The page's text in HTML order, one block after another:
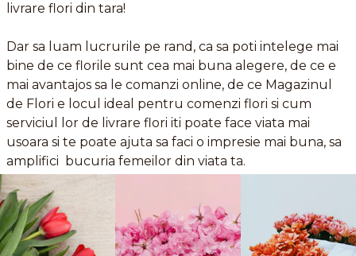
livrare flori din tara!
Dar sa luam lucrurile pe rand, ca sa poti intelege mai
bine de ce florile sunt cea mai buna alegere, de ce e
mai avantajos sa le comanzi online, de ce Magazinul
de Flori e locul ideal pentru comenzi flori si cum
serviciul lor de livrare flori iti poate face viata mai
usoara si te poate ajuta sa faci o impresie mai buna, sa
amplifici bucuria femeilor din viata ta.